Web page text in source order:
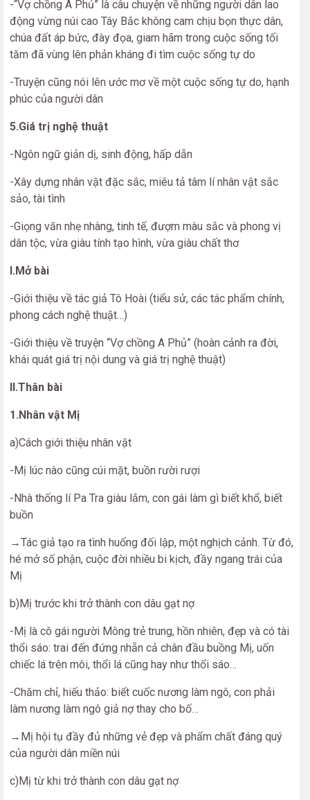
-“Vợ chồng A Phủ” là câu chuyện về những người dân lao
động vừng núi cao Tây Bắc không cam chịu bọn thực dân,
chúa đất áp bức, đày đọa, giam hãm trong cuộc sống tối
tăm đã vùng lên phản kháng đi tìm cuộc sống tự do
-Truyện cũng nói lên ước mơ về một cuộc sống tự do, hạnh
phúc của người dân
5.Giá trị nghệ thuật
-Ngôn ngữ giản dị, sinh động, hấp dẫn
-Xây dựng nhân vật đặc sắc, miêu tả tâm lí nhân vật sắc
sảo, tài tình
-Giọng văn nhẹ nhàng, tinh tế, đượm màu sắc và phong vị
dân tộc, vừa giàu tính tạo hình, vừa giàu chất thơ
I.Mở bài
-Giới thiệu về tác giả Tô Hoài (tiểu sử, các tác phẩm chính,
phong cách nghệ thuật…)
-Giới thiệu về truyện “Vợ chồng A Phủ” (hoàn cảnh ra đời,
khái quát giá trị nội dung và giá trị nghệ thuật)
II.Thân bài
1.Nhân vật Mị
a)Cách giới thiệu nhân vật
-Mị lúc nào cũng cúi mặt, buồn rười rượi
-Nhà thống lí Pa Tra giàu lắm, con gái làm gì biết khổ, biết
buồn
→Tác giả tạo ra tình huống đối lập, một nghịch cảnh. Từ đó,
hé mở số phận, cuộc đời nhiều bi kịch, đầy ngang trái của
Mị
b)Mị trước khi trở thành con dâu gạt nợ
-Mị là cô gái người Mông trẻ trung, hồn nhiên, đẹp và có tài
thổi sáo: trai đến đứng nhẵn cả chân đầu buồng Mị, uốn
chiếc lá trên môi, thổi lá cũng hay như thổi sáo…
-Chăm chỉ, hiếu thảo: biết cuốc nương làm ngô, con phải
làm nương làm ngô giả nợ thay cho bố…
→Mị hội tụ đầy đủ những vẻ đẹp và phẩm chất đáng quý
của người dân miền núi
c)Mị từ khi trở thành con dâu gạt nợ